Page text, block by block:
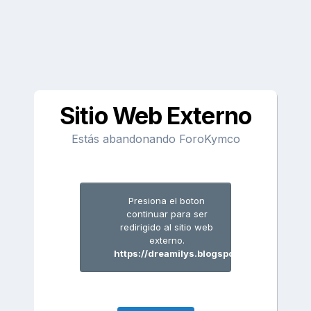
Sitio Web Externo
Estás abandonando ForoKymco
Presiona el boton
continuar para ser
redirigido al sitio web
externo.
https://dreamilys.blogspot.com/